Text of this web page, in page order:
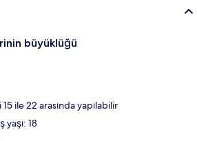
büyüklüğü
ile 22 arasında yapılabilir
yaşı: 18